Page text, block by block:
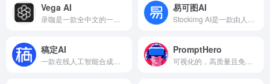
Vega AI 易可图AI
稿定AI PromptHero